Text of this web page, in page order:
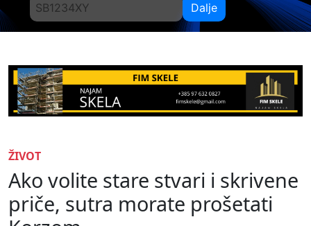
Dalje
ŽIVOT
Ako volite stare stvari i skrivene
priče, sutra morate prošetati